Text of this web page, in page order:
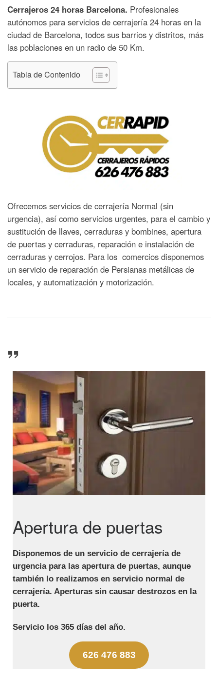
Cerrajeros 24 horas Barcelona. Profesionales
autónomos para servicios de cerrajería 24 horas en la
ciudad de Barcelona, todos sus barrios y distritos, más
las poblaciones en un radio de 50 Km.
Tabla de Contenido
Ofrecemos servicios de cerrajería Normal (sin
urgencia), así como servicios urgentes, para el cambio y
sustitución de llaves, cerraduras y bombines, apertura
de puertas y cerraduras, reparación e instalación de
cerraduras y cerrojos. Para los comercios disponemos
un servicio de reparación de Persianas metálicas de
locales, y automatización y motorización.
Apertura de puertas
Disponemos de un servicio de cerrajería de
urgencia para las apertura de puertas, aunque
también lo realizamos en servicio normal de
cerrajería. Aperturas sin causar destrozos en la
puerta.
Servicio los 365 días del año.
626 476 883